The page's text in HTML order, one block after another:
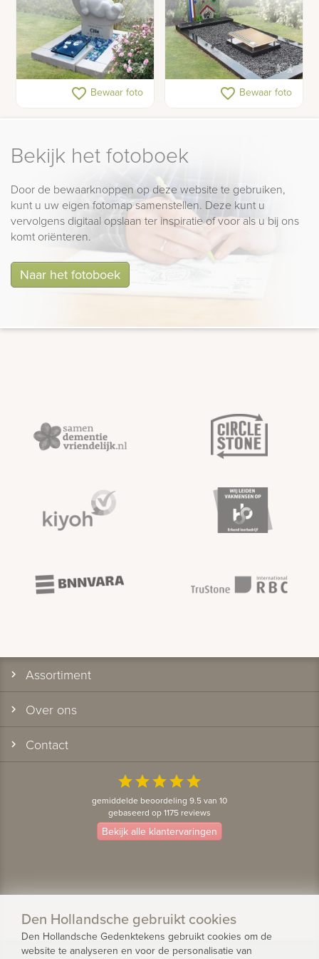
Lief gedenkteken voor
een baby of peuter
favorite_border Bewaar foto Kindergrafmonument
favorite_border Bewaar foto
Bekijk het fotoboek
Door de bewaarknoppen op deze website te gebruiken,
kunt u uw eigen fotomap samenstellen. Deze kunt u
vervolgens digitaal opslaan ter inspiratie of voor als u bij ons
komt oriënteren.
Naar het fotoboek
Assortiment
Over ons
Contact
starstarstarstarstar
gemiddelde beoordeling 9.5 van 10
gebaseerd op 1175 reviews
Bekijk alle klantervaringen
© 2026 - Den Hollandsche Gedenktekens
Den Hollandsche gebruikt cookies
Den Hollandsche Gedenktekens gebruikt cookies om de
website te analyseren en voor de personalisatie van